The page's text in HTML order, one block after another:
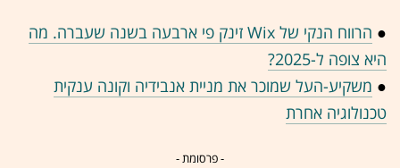
●
הרווח הנקי של Wix זינק פי ארבעה בשנה שעברה. מה
היא צופה ל-2025?
● משקיע-העל שמוכר את מניית אנבידיה וקונה ענקית
טכנולוגיה אחרת
- פרסומת -